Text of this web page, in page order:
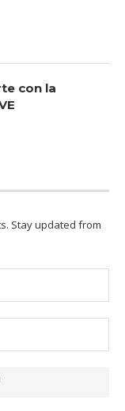
con la
Stay updated from